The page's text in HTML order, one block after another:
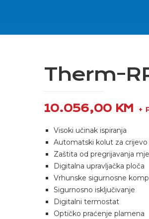
Therm-
10.056,00 KM +
Visoki učinak ispiranja
Automatski kolut za crijevo
Zaštita od pregrijavanja
Digitalna upravljačka ploča
Vrhunske sigurnosne
Sigurnosno isključivanje
Digitalni termostat
Optičko praćenje plamena